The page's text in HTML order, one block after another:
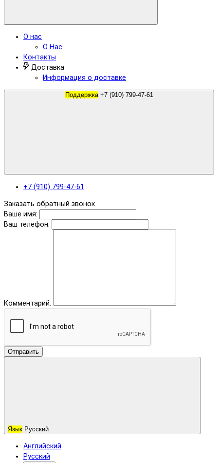
О нас
О Нас
Контакты
Доставка
Информация о доставке
Поддержка +7 (910) 799-47-61
+7 (910) 799-47-61
Заказать обратный звонок
Ваше имя:
Ваш телефон:
Комментарий:
Отправить
Язык Русский
Английский
Русский